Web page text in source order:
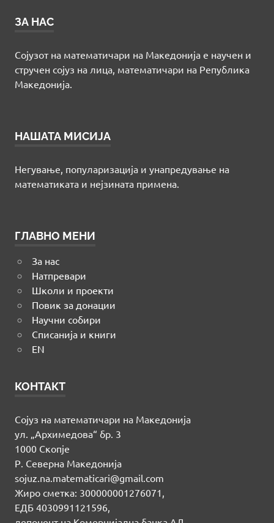
ЗА НАС
Сојузот на математичари на Македонија е научен и
стручен сојуз на лица, математичари на Република
Македонија.
НАШАТА МИСИЈА
Негување, популаризација и унапредување на
математиката и нејзината примена.
ГЛАВНО МЕНИ
За нас
Натпревари
Школи и проекти
Повик за донации
Научни собири
Списанија и книги
EN
КОНТАКТ
Сојуз на математичари на Македонија
ул. „Архимедова“ бр. 3
1000 Скопје
Р. Северна Македонија
sojuz.na.matematicari@gmail.com
Жиро сметка: 300000001276071,
ЕДБ 4030991121596,